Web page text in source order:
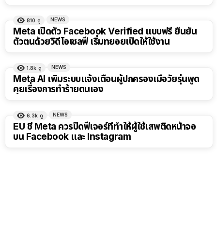
810 ดู NEWS
Meta เปิดตัว Facebook Verified แบบฟรี ยืนยัน
ตัวตนด้วยวิดีโอเซลฟี เริ่มทยอยเปิดให้ใช้งาน
1.8k ดู NEWS
Meta AI เพิ่มระบบแจ้งเตือนผู้ปกครองเมื่อวัยรุ่นพูด
คุยเรื่องการทำร้ายตนเอง
6.3k ดู NEWS
EU ชี้ Meta ควรปิดฟีเจอร์ที่ทำให้ผู้ใช้เสพติดหน้าจอ
บน Facebook และ Instagram